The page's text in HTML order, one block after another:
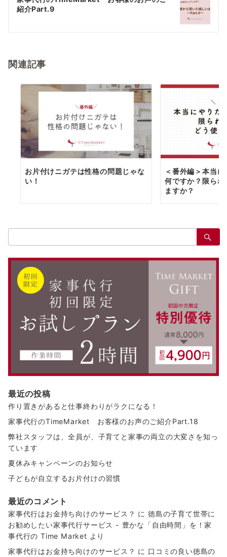
シ
ン
紹介Part.9
関連記事
お片付けニガテは性格の問題じゃな
い！
＜番外編＞本当
何ですか？限ら
ますか？
索：
最近の投稿
作り置きがあると仕事終わりがラクになる！
家事代行のTimeMarket お客様のお声のご紹介Part.18
弊社スタッフは、全員が、子育てと家事の両立の大変さを知っ
ています
夏休みキャンペーンのお知らせ
子どもが自立するお片付けの習慣
最近のコメント
家事代行はお金持ち向けのサービス？ に徳島の子育て世帯に
お勧めしたい家事代行サービス - 豊かな「自由時間」を！家
事代行の Time Market より
家事代行はお金持ち向けのサービス？ に 口コミの良い徳島の